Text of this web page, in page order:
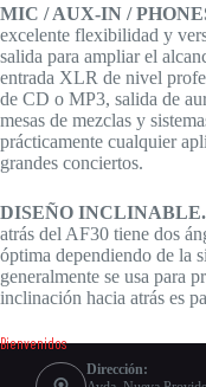
MIC / AUX-IN /
excelente flexibilidad y
salida para ampliar el
entrada XLR de nivel
de CD o MP3, salida de
mesas de mezclas y
prácticamente cualquier
grandes conciertos.
DISEÑO INCLINABLE.
atrás del AF30 tiene dos
óptima dependiendo de la
generalmente se usa para
inclinación hacia atrás es
Bienvenidos
Dirección: